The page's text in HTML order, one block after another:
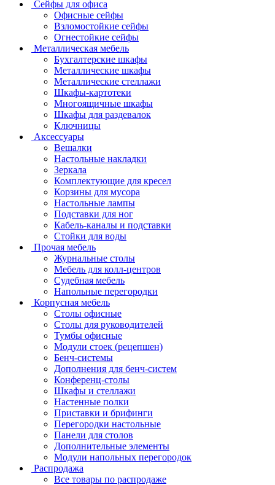
Сейфы для офиса
Офисные сейфы
Взломостойкие сейфы
Огнестойкие сейфы
Металлическая мебель
Бухгалтерские шкафы
Металлические шкафы
Металлические стеллажи
Шкафы-картотеки
Многоящичные шкафы
Шкафы для раздевалок
Ключницы
Аксессуары
Вешалки
Настольные накладки
Зеркала
Комплектующие для кресел
Корзины для мусора
Настольные лампы
Подставки для ног
Кабель-каналы и подставки
Стойки для воды
Прочая мебель
Журнальные столы
Мебель для колл-центров
Судебная мебель
Напольные перегородки
Корпусная мебель
Столы офисные
Столы для руководителей
Тумбы офисные
Модули стоек (рецепшен)
Бенч-системы
Дополнения для бенч-систем
Конференц-столы
Шкафы и стеллажи
Настенные полки
Приставки и брифинги
Перегородки настольные
Панели для столов
Дополнительные элементы
Модули напольных перегородок
Распродажа
Все товары по распродаже